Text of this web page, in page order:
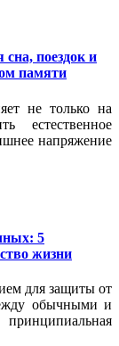
поездок и
памяти
не только на
естественное
напряжение
5
жизни
для защиты от
обычными и